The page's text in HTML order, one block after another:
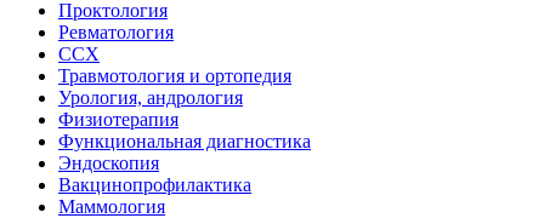
Проктология
Ревматология
ССХ
Травмотология и ортопедия
Урология, андрология
Физиотерапия
Функциональная диагностика
Эндоскопия
Вакцинопрофилактика
Маммология